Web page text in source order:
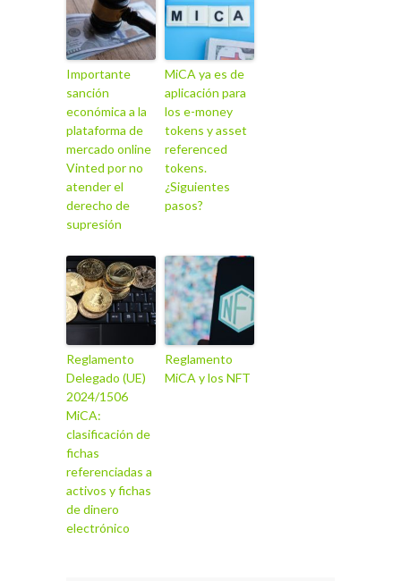
Importante
sanción
económica a la
plataforma de
mercado online
Vinted por no
atender el
derecho de
supresión
MiCA ya es de
aplicación para
los e-money
tokens y asset
referenced
tokens.
¿Siguientes
pasos?
Reglamento
Delegado (UE)
2024/1506
MiCA:
clasificación de
fichas
referenciadas a
activos y fichas
de dinero
electrónico
Reglamento
MiCA y los NFT